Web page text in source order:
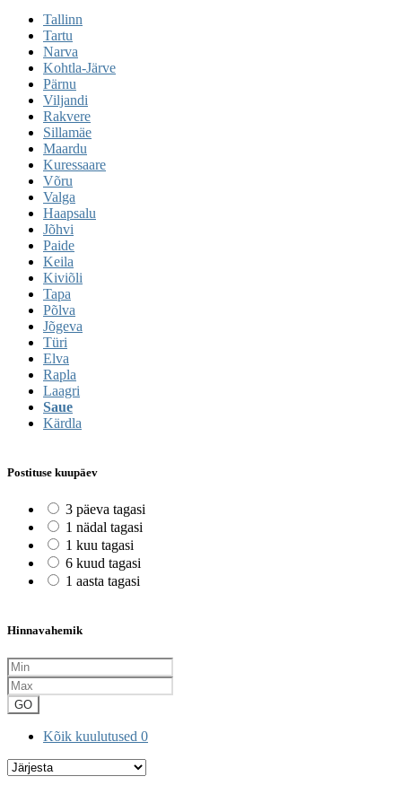
Tallinn
Tartu
Narva
Kohtla-Järve
Pärnu
Viljandi
Rakvere
Sillamäe
Maardu
Kuressaare
Võru
Valga
Haapsalu
Jõhvi
Paide
Keila
Kiviõli
Tapa
Põlva
Jõgeva
Türi
Elva
Rapla
Laagri
Saue
Kärdla
Postituse kuupäev
3 päeva tagasi
1 nädal tagasi
1 kuu tagasi
6 kuud tagasi
1 aasta tagasi
Hinnavahemik
GO
Kõik kuulutused 0